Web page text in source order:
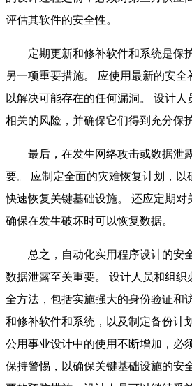
评估其软件的安全性。
定期更新和修补软件和系统是保
另一项重要措施。 应使用最新的安全
以解决可能存在的任何漏洞。 设计人
相关的风险，并确保它们得到充分保护
最后，在发生网络攻击或数据泄
要。 应制定全面的灾难恢复计划，以
快速恢复关键基础设施。 还应定期对
确保在发生破坏时可以恢复数据。
总之，自动化实用程序设计的安
数据泄露至关重要。 设计人员和组织
全方法，包括实施强大的身份验证和
和修补软件和系统，以及制定备份计
公用事业设计中的使用不断增加，必
保持警惕，以确保关键基础设施的安